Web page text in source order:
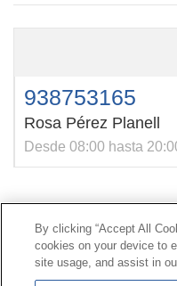
938753165
Rosa Pérez Planell
Desde 08:00 hasta
Línea Universal 900
Prestaciones
By clicking “Accept All
cookies on your device to
site usage, and assist in